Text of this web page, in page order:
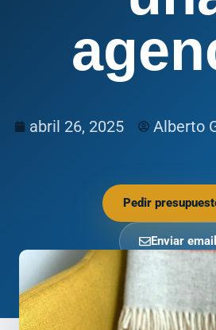
abril 26, 2025 Alberto
Pedir
Enviar email